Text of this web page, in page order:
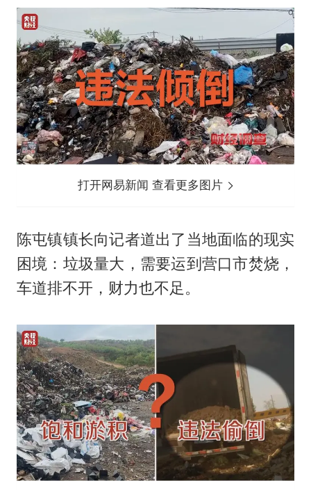
打开网易新闻 查看更多图片
陈屯镇镇长向记者道出了当地面临的现实
困境：垃圾量大，需要运到营口市焚烧，
车道排不开，财力也不足。